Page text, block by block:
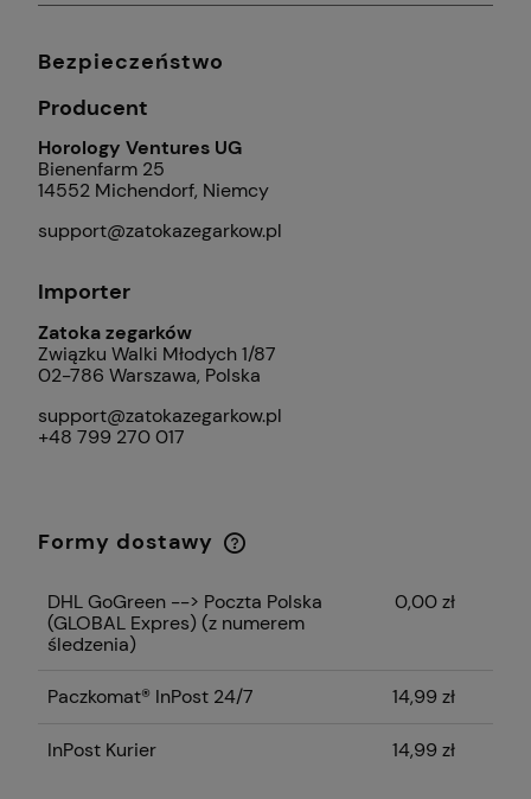
Bezpieczeństwo
Producent
Horology Ventures UG
Bienenfarm 25
14552 Michendorf, Niemcy
support@zatokazegarkow.pl
Importer
Zatoka zegarków
Związku Walki Młodych 1/87
02-786 Warszawa, Polska
support@zatokazegarkow.pl
+48 799 270 017
Formy dostawy
Cena nie zawiera ewentualnych kosztów
DHL GoGreen --> Poczta Polska
(GLOBAL Expres) (z numerem
śledzenia)
0,00 zł
Paczkomat® InPost 24/7 14,99 zł
InPost Kurier 14,99 zł